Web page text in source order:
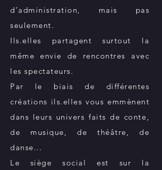
d’administration, mais pas
seulement.
Ils.elles partagent surtout la
même envie de rencontres avec
les spectateurs.
Par le biais de différentes
créations ils.elles vous emmènent
dans leurs univers faits de conte,
de musique, de théâtre, de
danse...
Le siège social est sur la